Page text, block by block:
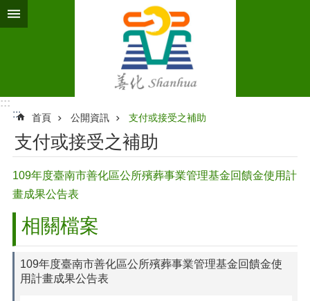
跳到主要內容區塊
:::
:::
首頁 公開資訊 支付或接受之補助
支付或接受之補助
109年度臺南市善化區公所殯葬事業管理基金回饋金使用計
畫成果公告表
相關檔案
109年度臺南市善化區公所殯葬事業管理基金回饋金使
用計畫成果公告表